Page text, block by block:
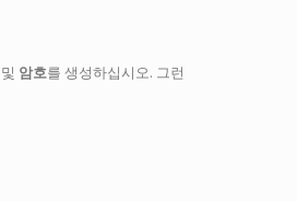
및 암호를 생성하십시오. 그런